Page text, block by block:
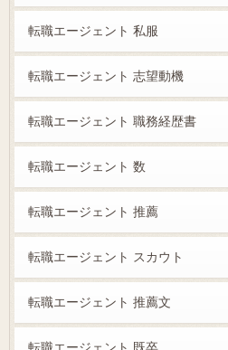
転職エージェント 私服
転職エージェント 志望動機
転職エージェント 職務経歴書
転職エージェント 数
転職エージェント 推薦
転職エージェント スカウト
転職エージェント 推薦文